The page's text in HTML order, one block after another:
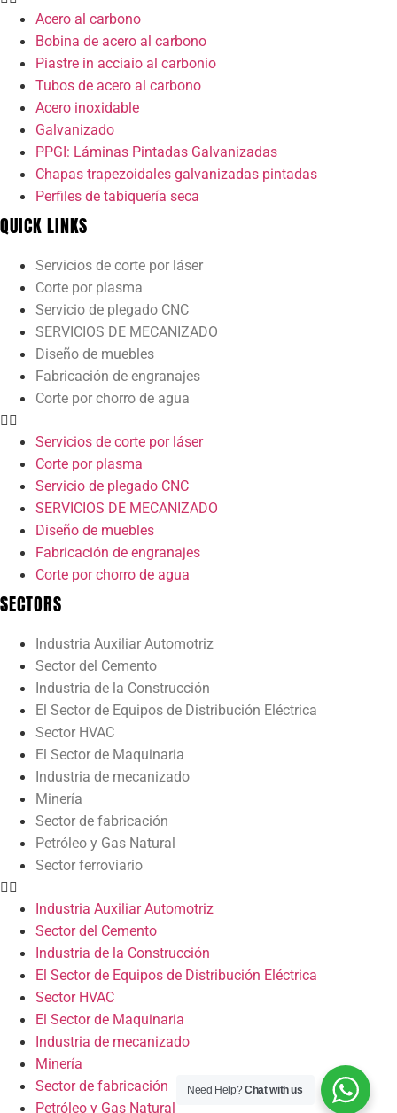
Acero al carbono
Bobina de acero al carbono
Piastre in acciaio al carbonio
Tubos de acero al carbono
Acero inoxidable
Galvanizado
PPGI: Láminas Pintadas Galvanizadas
Chapas trapezoidales galvanizadas pintadas
Perfiles de tabiquería seca
QUICK LINKS
Servicios de corte por láser
Corte por plasma
Servicio de plegado CNC
SERVICIOS DE MECANIZADO
Diseño de muebles
Fabricación de engranajes
Corte por chorro de agua
Servicios de corte por láser
Corte por plasma
Servicio de plegado CNC
SERVICIOS DE MECANIZADO
Diseño de muebles
Fabricación de engranajes
Corte por chorro de agua
SECTORS
Industria Auxiliar Automotriz
Sector del Cemento
Industria de la Construcción
El Sector de Equipos de Distribución Eléctrica
Sector HVAC
El Sector de Maquinaria
Industria de mecanizado
Minería
Sector de fabricación
Petróleo y Gas Natural
Sector ferroviario
Industria Auxiliar Automotriz
Sector del Cemento
Industria de la Construcción
El Sector de Equipos de Distribución Eléctrica
Sector HVAC
El Sector de Maquinaria
Industria de mecanizado
Minería
Sector de fabricación
Petróleo y Gas Natural
Need Help?Chat with us